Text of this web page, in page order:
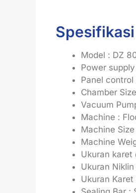
Model : DZ
Power
Panel
Chamber
Vacuum
Machine :
Machine
Machine
Ukuran
Ukuran
Ukuran